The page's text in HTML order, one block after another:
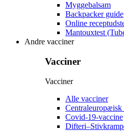
Myggebalsam
Backpacker guide
Online
Mantouxtest
Andre vacciner
Vacciner
Vacciner
Alle vacciner
Covid-19-vaccine